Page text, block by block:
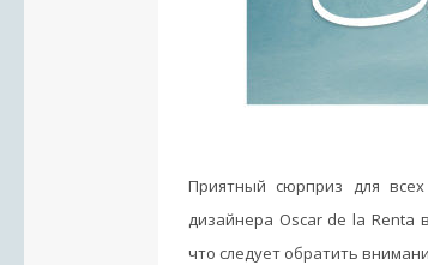
Приятный сюрприз для
дизайнера Oscar de la Renta
что следует обратить